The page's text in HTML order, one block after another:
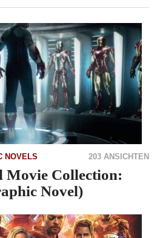
NOVELS 203 ANSICHTEN
Movie Collection:
Novel)